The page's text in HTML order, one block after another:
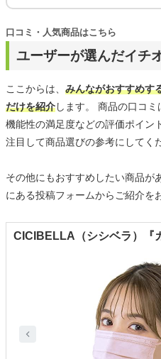
ユーザーが選んだイチ
口コミ・人気商品はこちら
ここからは、 みんながおすすめす
だけを紹介します。 商品の口コミ
機能性の満足度などの評価ポイン
注目して商品選びの参考にしてく
その他にもおすすめしたい商品が
にある投稿フォームからご紹介を
CICIBELLA（シシベラ）『